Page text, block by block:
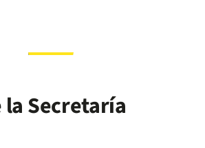
la Secretaría